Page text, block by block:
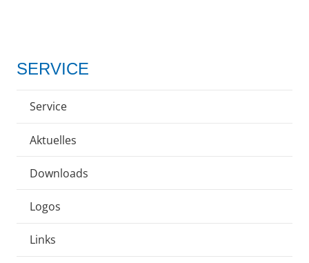
SERVICE
Service
Aktuelles
Downloads
Logos
Links